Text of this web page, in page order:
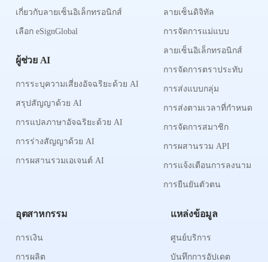
เกี่ยวกับลายเซ็นอิเล็กทรอนิกส์
เลือก eSignGlobal
ผู้ช่วย AI
การระบุความเสี่ยงอัจฉริยะด้วย AI
สรุปสัญญาด้วย AI
การแปลภาษาอัจฉริยะด้วย AI
การร่างสัญญาด้วย AI
การผสานรวมเอเจนต์ AI
ลายเซ็นดิจิทัล
การจัดการแม่แบบ
ลายเซ็นอิเล็กทรอนิกส์
การจัดการตราประทับ
การส่งแบบกลุ่ม
การส่งตามเวลาที่กำหนด
การจัดการสมาชิก
การผสานรวม API
การแจ้งเตือนการลงนาม
การยืนยันตัวตน
อุตสาหกรรม
การเงิน
การผลิต
แหล่งข้อมูล
ศูนย์บริการ
บันทึกการอัปเดต